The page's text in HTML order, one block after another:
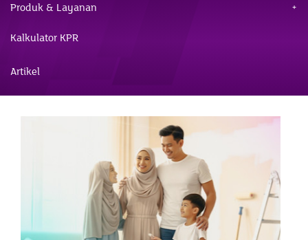
Produk & Layanan
Kalkulator KPR
Artikel